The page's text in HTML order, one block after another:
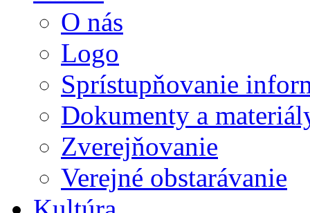
O nás
Logo
Sprístupňovanie
Dokumenty a
Zverejňovanie
Verejné obstarávanie